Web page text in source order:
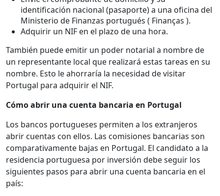
identificación nacional (pasaporte) a una oficina del
Ministerio de Finanzas portugués ( Finanças ).
Adquirir un NIF en el plazo de una hora.
También puede emitir un poder notarial a nombre de
un representante local que realizará estas tareas en su
nombre. Esto le ahorraría la necesidad de visitar
Portugal para adquirir el NIF.
Cómo abrir una cuenta bancaria en Portugal
Los bancos portugueses permiten a los extranjeros
abrir cuentas con ellos. Las comisiones bancarias son
comparativamente bajas en Portugal. El candidato a la
residencia portuguesa por inversión debe seguir los
siguientes pasos para abrir una cuenta bancaria en el
país: